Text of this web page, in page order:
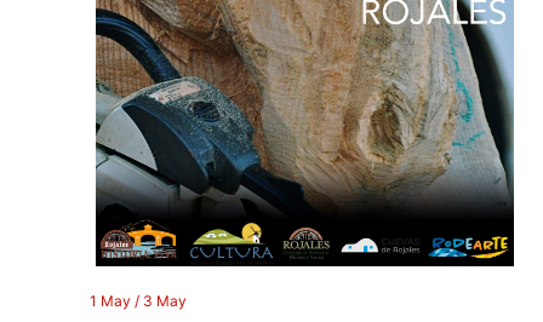
1 May / 3 May